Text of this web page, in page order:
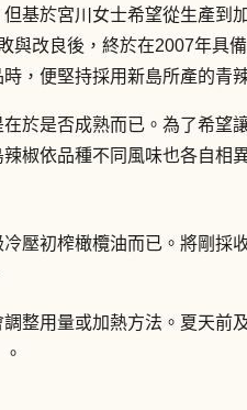
基於宮川女士希望從生產到
與改良後，終於在2007年具
，便堅持採用新島所產的青
於是否成熟而已。為了希望
椒依品種不同風味也各自相
壓初榨橄欖油而已。將剛採
整用量或加熱方法。夏天前